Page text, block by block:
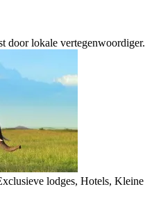
door lokale vertegenwoordiger.
lodges, Hotels, Kleine